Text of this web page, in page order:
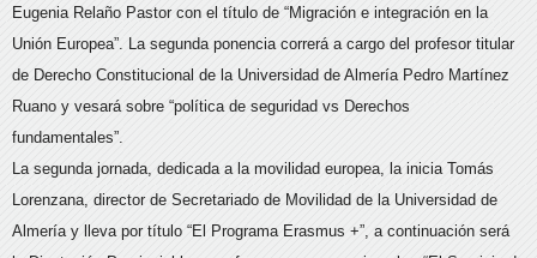
Eugenia Relaño Pastor con el título de “Migración e integración en la
Unión Europea”. La segunda ponencia correrá a cargo del profesor titular
de Derecho Constitucional de la Universidad de Almería Pedro Martínez
Ruano y vesará sobre “política de seguridad vs Derechos
fundamentales”.
La segunda jornada, dedicada a la movilidad europea, la inicia Tomás
Lorenzana, director de Secretariado de Movilidad de la Universidad de
Almería y lleva por título “El Programa Erasmus +”, a continuación será